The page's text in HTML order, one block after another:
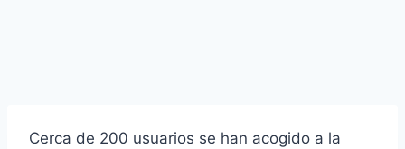
Cerca de 200 usuarios se han acogido a la